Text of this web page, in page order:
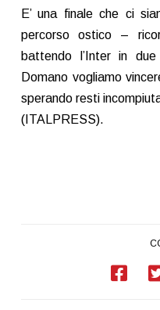
E’ una finale che ci
percorso ostico –
battendo l’Inter in
Domano vogliamo
sperando resti
(ITALPRESS).